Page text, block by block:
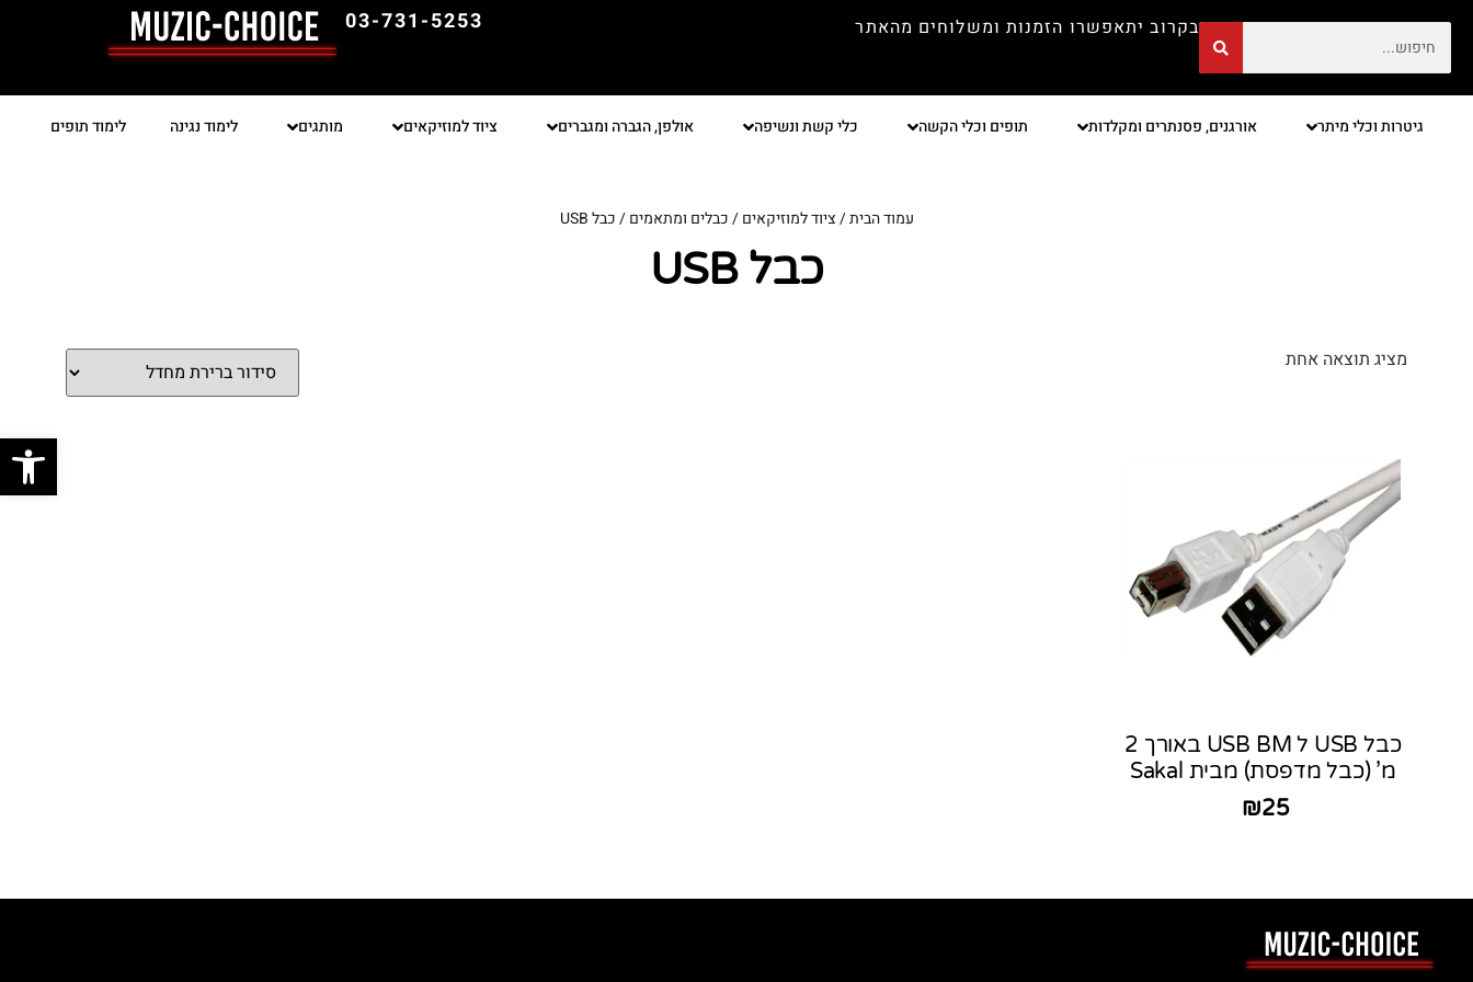
בקרוב יתאפשרו הזמנות ומשלוחים מהאתר 03-731-5253
גיטרות וכלי מיתר אורגנים, פסנתרים ומקלדות תופים וכלי הקשה כלי קשת ונשיפה אולפן, הגברה ומגברים ציוד למוזיקאים מותגים לימוד נגינה לימוד תופים
עמוד הבית/ציוד למוזיקאים/כבלים ומתאמים/ כבל USB
כבל USB
מציג תוצאה אחת
כבל USB ל USB BM באורך 2
מ’ (כבל מדפסת) מבית Sakal
₪25
פתח